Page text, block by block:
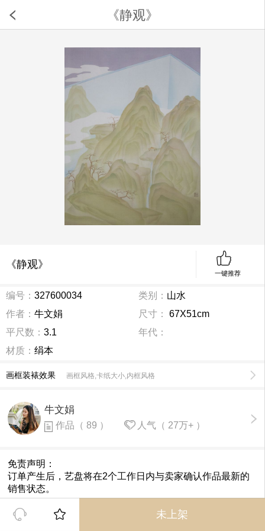
《静观》
《静观》
一键推荐
编号： 327600034 类别： 山水
作者： 牛文娟 尺寸：
67X51cm
平尺数： 3.1
年代：
材质： 绢本
画框装裱效果 画框风格,卡纸大小,内框风格
牛文娟
作品（ 89 ） 人气（ 27万+ ）
免责声明：
订单产生后，艺盘将在2个工作日内与卖家确认作品最新的
销售状态。
未上架